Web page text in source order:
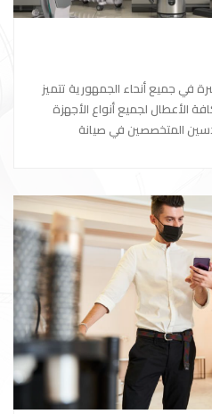
في جميع أنحاء الجمهورية تتميز
الأعطال لجميع أنواع الأجهزة
المتخصصين في صيانة